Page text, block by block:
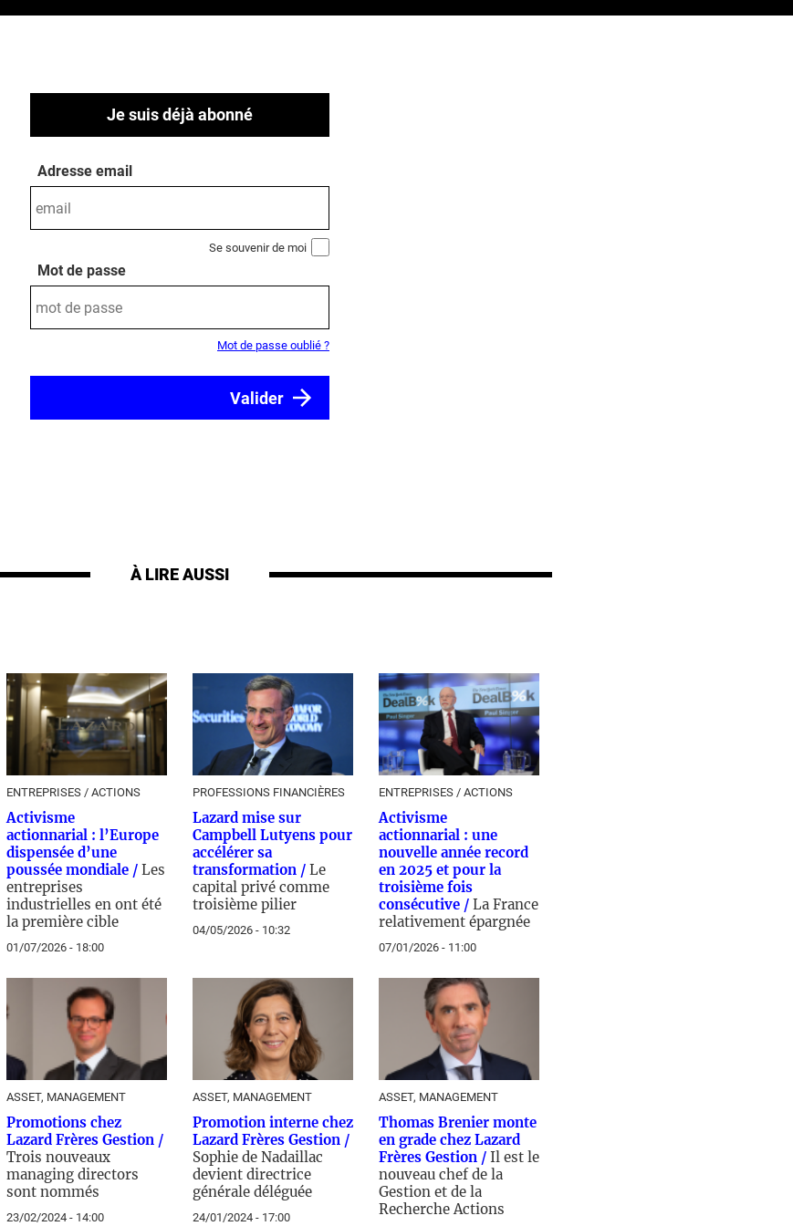
Je suis déjà abonné
Adresse email
Se souvenir de moi
Mot de passe
Mot de passe oublié ?
À LIRE AUSSI
ENTREPRISES / ACTIONS
Activisme
actionnarial : l’Europe
dispensée d’une
poussée mondiale / Les
entreprises
industrielles en ont été
la première cible
01/07/2026 - 18:00
PROFESSIONS FINANCIÈRES
Lazard mise sur
Campbell Lutyens pour
accélérer sa
transformation / Le
capital privé comme
troisième pilier
04/05/2026 - 10:32
ENTREPRISES / ACTIONS
Activisme
actionnarial : une
nouvelle année record
en 2025 et pour la
troisième fois
consécutive / La France
relativement épargnée
07/01/2026 - 11:00
ASSET, MANAGEMENT
Promotions chez
Lazard Frères Gestion /
Trois nouveaux
managing directors
sont nommés
23/02/2024 - 14:00
ASSET, MANAGEMENT
Promotion interne chez
Lazard Frères Gestion /
Sophie de Nadaillac
devient directrice
générale déléguée
24/01/2024 - 17:00
ASSET, MANAGEMENT
Thomas Brenier monte
en grade chez Lazard
Frères Gestion / Il est le
nouveau chef de la
Gestion et de la
Recherche Actions